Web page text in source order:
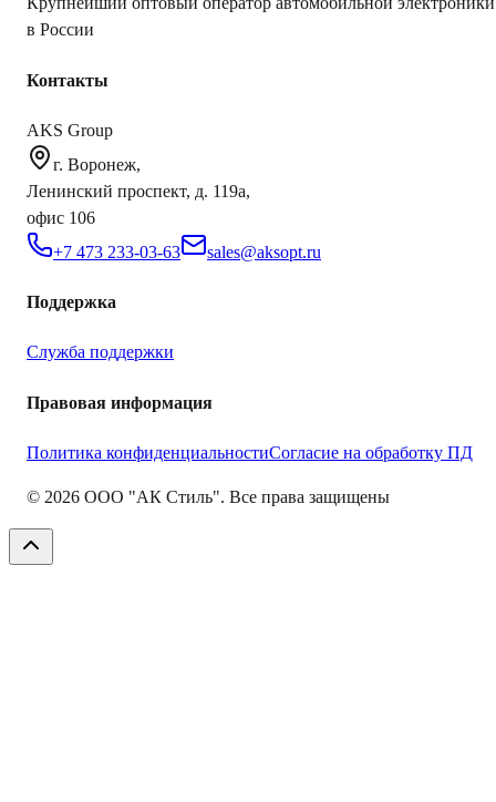
в России
Контакты
AKS Group
г. Воронеж,
Ленинский проспект, д. 119а,
офис 106
+7 473 233-03-63
sales@aksopt.ru
Поддержка
Служба поддержки
Правовая информация
Политика конфиденциальностиСогласие на обработку ПД
© 2026 ООО "АК Стиль". Все права защищены